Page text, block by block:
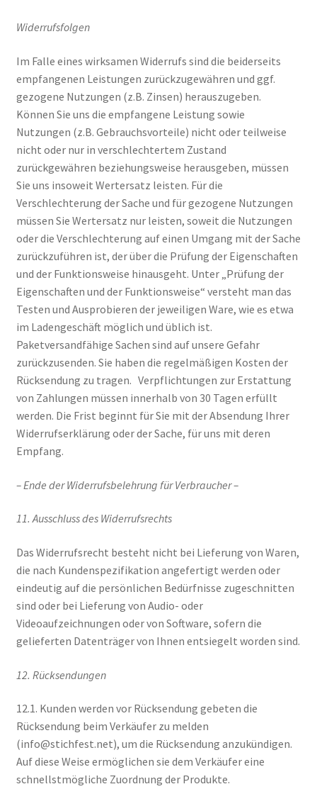
Widerrufsfolgen
Im Falle eines wirksamen Widerrufs sind die beiderseits
empfangenen Leistungen zurückzugewähren und ggf.
gezogene Nutzungen (z.B. Zinsen) herauszugeben.
Können Sie uns die empfangene Leistung sowie
Nutzungen (z.B. Gebrauchsvorteile) nicht oder teilweise
nicht oder nur in verschlechtertem Zustand
zurückgewähren beziehungsweise herausgeben, müssen
Sie uns insoweit Wertersatz leisten. Für die
Verschlechterung der Sache und für gezogene Nutzungen
müssen Sie Wertersatz nur leisten, soweit die Nutzungen
oder die Verschlechterung auf einen Umgang mit der Sache
zurückzuführen ist, der über die Prüfung der Eigenschaften
und der Funktionsweise hinausgeht. Unter „Prüfung der
Eigenschaften und der Funktionsweise“ versteht man das
Testen und Ausprobieren der jeweiligen Ware, wie es etwa
im Ladengeschäft möglich und üblich ist.
Paketversandfähige Sachen sind auf unsere Gefahr
zurückzusenden. Sie haben die regelmäßigen Kosten der
Rücksendung zu tragen. Verpflichtungen zur Erstattung
von Zahlungen müssen innerhalb von 30 Tagen erfüllt
werden. Die Frist beginnt für Sie mit der Absendung Ihrer
Widerrufserklärung oder der Sache, für uns mit deren
Empfang.
– Ende der Widerrufsbelehrung für Verbraucher –
11. Ausschluss des Widerrufsrechts
Das Widerrufsrecht besteht nicht bei Lieferung von Waren,
die nach Kundenspezifikation angefertigt werden oder
eindeutig auf die persönlichen Bedürfnisse zugeschnitten
sind oder bei Lieferung von Audio- oder
Videoaufzeichnungen oder von Software, sofern die
gelieferten Datenträger von Ihnen entsiegelt worden sind.
12. Rücksendungen
12.1. Kunden werden vor Rücksendung gebeten die
Rücksendung beim Verkäufer zu melden
(info@stichfest.net), um die Rücksendung anzukündigen.
Auf diese Weise ermöglichen sie dem Verkäufer eine
schnellstmögliche Zuordnung der Produkte.